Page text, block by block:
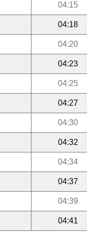
04:15
04:18
04:20
04:23
04:25
04:27
04:30
04:32
04:34
04:37
04:39
04:41